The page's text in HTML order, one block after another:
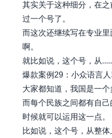
其实关于这种细分，在
过一个号了。
而这次还继续写在专业
啊。
就比如说，这个号，从
爆款案例29：小众语言
大家都知道，我国是一个
而每个民族之间都有自
时候就可以运用这一点。
比如说，这个号，从整体